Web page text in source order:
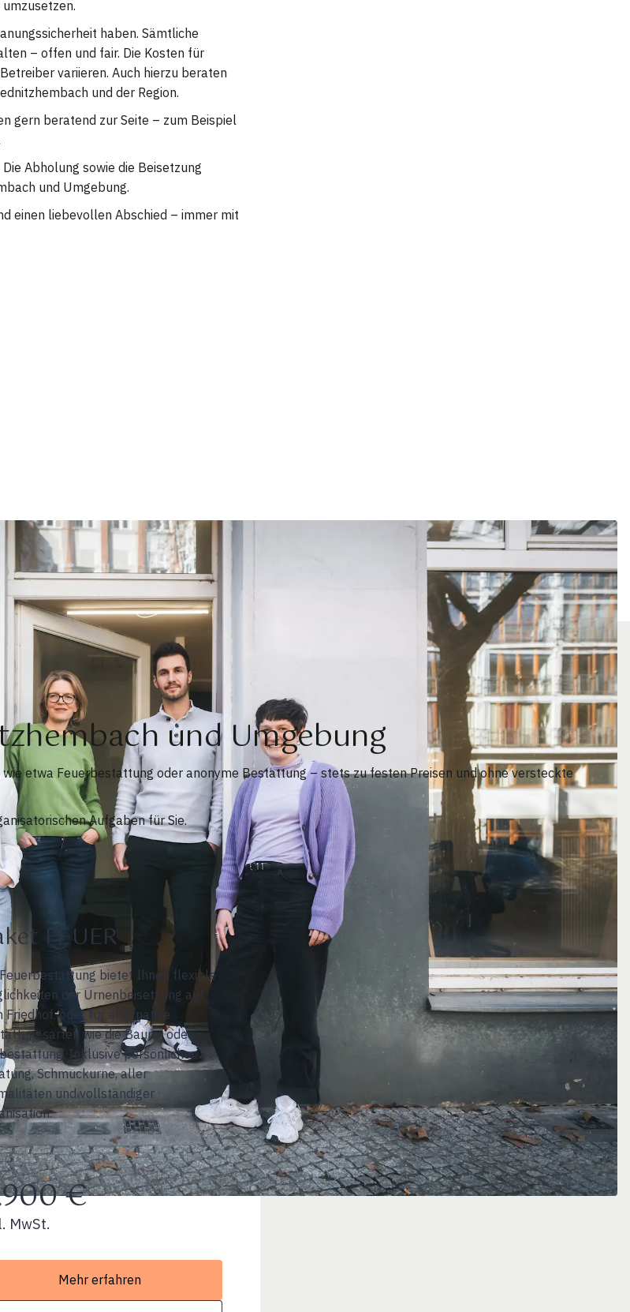
haben. Sämtliche
– offen und fair. Die Kosten für
variieren. Auch hierzu beraten
und der Region.
gern beratend zur Seite – zum Beispiel
Abholung sowie die Beisetzung
und Umgebung.
einen liebevollen Abschied – immer mit
und Umgebung
etwa Feuerbestattung oder anonyme Bestattung – stets zu festen Preisen und ohne versteckte
Aufgaben für Sie.
FEUER
bietet Ihnen flexible
der Urnenbeisetzung auf
Friedhof, oder für alternative
wie die Baum- oder
Inklusive persönlicher
Schmuckurne, aller
und vollständiger
€
MwSt.
Mehr erfahren